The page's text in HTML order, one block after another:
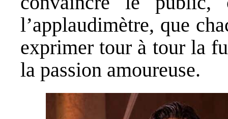
l’applaudimètre, que
exprimer tour à tour la
la passion amoureuse.